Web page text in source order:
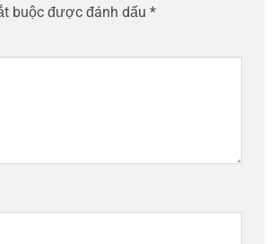
buộc được đánh dấu *